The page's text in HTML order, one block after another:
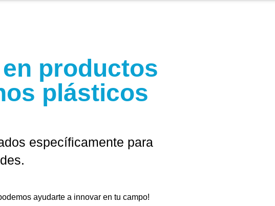
productos
plásticos
específicamente para
ayudarte a innovar en tu campo!